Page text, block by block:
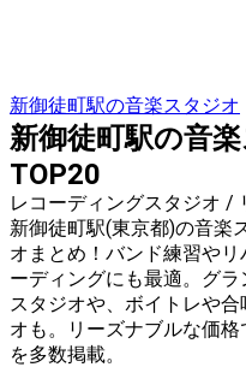
新御徒町駅の音楽スタジオ
新御徒町駅の音
TOP20
レコーディングスタジオ /
新御徒町駅(東京都)の音楽
オまとめ！バンド練習や
ーディングにも最適。グ
スタジオや、ボイトレや
オも。リーズナブルな価
を多数掲載。